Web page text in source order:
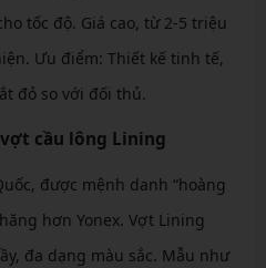
tốc độ. Giá cao, từ 2-5 triệu
Ưu điểm: Thiết kế tinh tế,
đỏ so với đối thủ.
cầu lông Lining
được mệnh danh “hoàng
hơn Yonex. Vợt Lining
đa dạng màu sắc. Mẫu như